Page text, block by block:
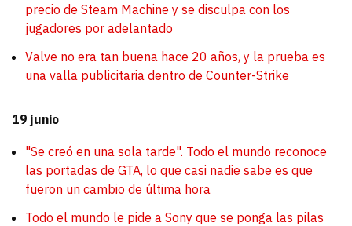
precio de Steam Machine y se disculpa con los
jugadores por adelantado
Valve no era tan buena hace 20 años, y la prueba es
una valla publicitaria dentro de Counter-Strike
19 junio
"Se creó en una sola tarde". Todo el mundo reconoce
las portadas de GTA, lo que casi nadie sabe es que
fueron un cambio de última hora
Todo el mundo le pide a Sony que se ponga las pilas